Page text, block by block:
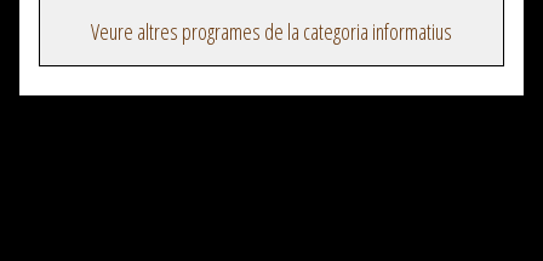
Veure altres programes de la categoria informatius